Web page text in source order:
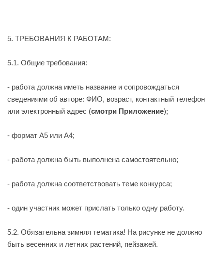
5. ТРЕБОВАНИЯ К РАБОТАМ:
5.1. Общие требования:
- работа должна иметь название и сопровождаться
сведениями об авторе: ФИО, возраст, контактный телефон
или электронный адрес (смотри Приложение);
- формат А5 или А4;
- работа должна быть выполнена самостоятельно;
- работа должна соответствовать теме конкурса;
- один участник может прислать только одну работу.
5.2. Обязательна зимняя тематика! На рисунке не должно
быть весенних и летних растений, пейзажей.